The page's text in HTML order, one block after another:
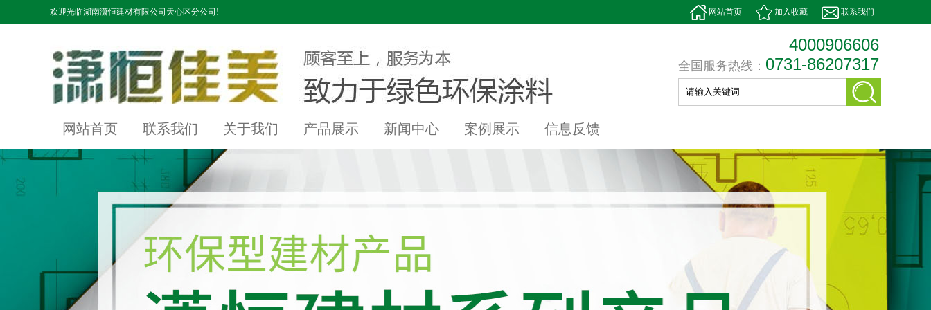
网站首页 加入收藏 联系我们
欢迎光临湖南潇恒建材有限公司天心区分公司!
全国服务热线：
4000906606
0731-86207317
网站首页 联系我们 关于我们 产品展示 新闻中心 案例展示 信息反馈